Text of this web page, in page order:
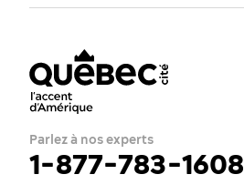
Parlez à nos experts
1-877-783-1608